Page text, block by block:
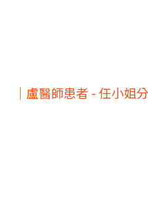
｜盧醫師患者 - 任小姐